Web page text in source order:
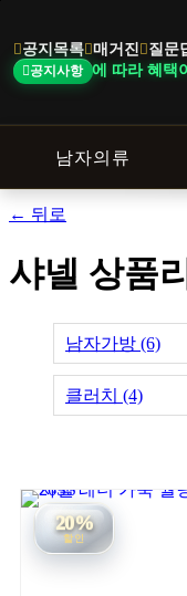
공지목록 매거진 질문
공지사항
다르게 적용됩니다.
남자의류
바
로
기
← 뒤로
샤넬 상품
남자가방 (6)
클러치 (4)
20%
할인